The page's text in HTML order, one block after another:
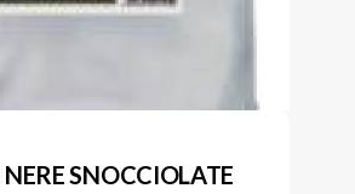
SNOCCIOLATE